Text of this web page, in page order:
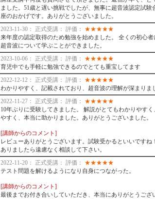
ました。51歳と遅い挑戦でしたが、無事に超音波認定試
座のおかげです。ありがとうございました。
2023-11-30： 正式受講： 評価： ★★★★★
来年度の認定取得のため勉強を始めました。 全くの初心者
超音波について学ぶことができました。
2023-10-06： 正式受講： 評価： ★★★★★
育児中でも手軽に勉強できるのでとても重宝してます
2022-12-12： 正式受講： 評価： ★★★★★
わかりやすく、記載されており、超音波の理解が深まりま
2022-11-27： 正式受講： 評価： ★★★★★
10年ぶりに受験してきました。 解説がとてもわかりやす
やすく、本当に助かりました。ありがとうございました。
[講師からのコメント]
レビューありがとうございます。試験受かるといいです
ありましたら遠慮なく相談して下さい。
2022-11-20： 正式受講： 評価： ★★★★★
テスト問題を解けるようになり自身につながった。
[講師からのコメント]
最後までお付き合いしていただき、本当にありがとうござ